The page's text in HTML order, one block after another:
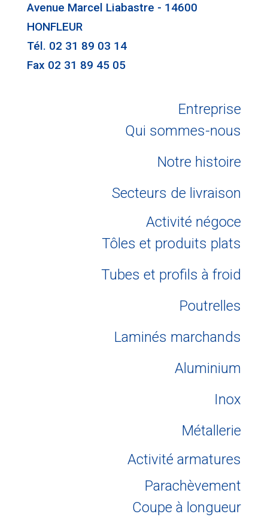
Avenue Marcel Liabastre - 14600
HONFLEUR
Tél. 02 31 89 03 14
Fax 02 31 89 45 05
Entreprise
Qui sommes-nous
Notre histoire
Secteurs de livraison
Activité négoce
Tôles et produits plats
Tubes et profils à froid
Poutrelles
Laminés marchands
Aluminium
Inox
Métallerie
Activité armatures
Parachèvement
Coupe à longueur